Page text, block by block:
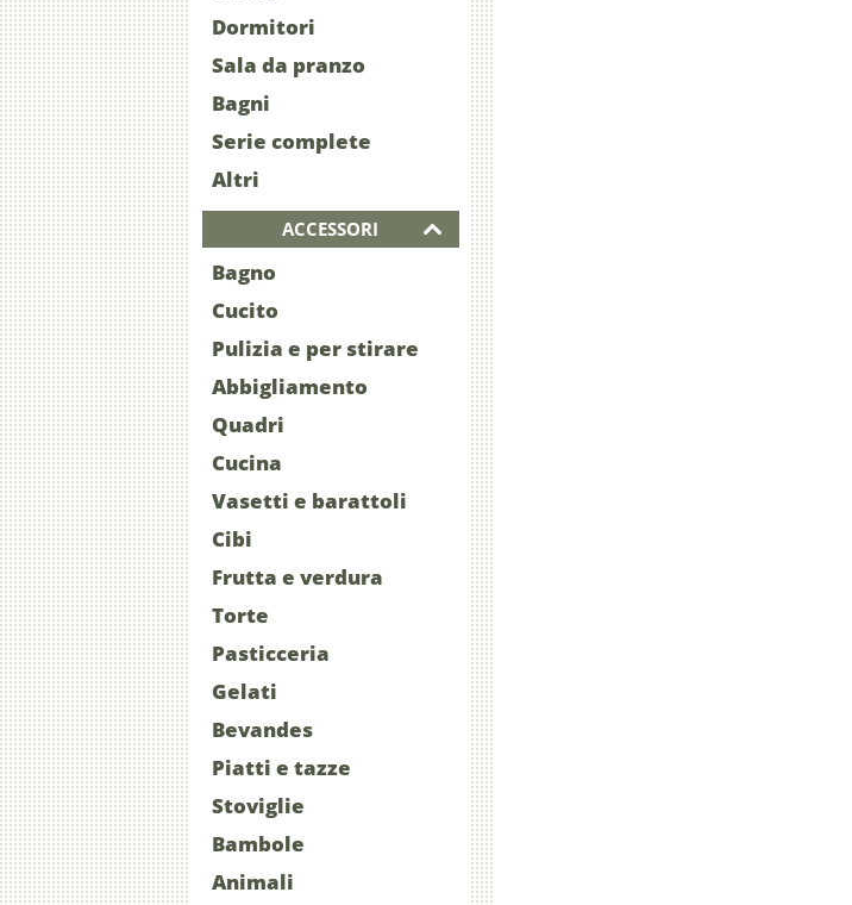
Dormitori
Sala da pranzo
Bagni
Serie complete
Altri
ACCESSORI
Bagno
Cucito
Pulizia e per stirare
Abbigliamento
Quadri
Cucina
Vasetti e barattoli
Cibi
Frutta e verdura
Torte
Pasticceria
Gelati
Bevandes
Piatti e tazze
Stoviglie
Bambole
Animali